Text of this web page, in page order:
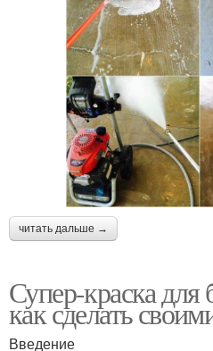
читать дальше →
Супер-краска для
как сделать
Введение